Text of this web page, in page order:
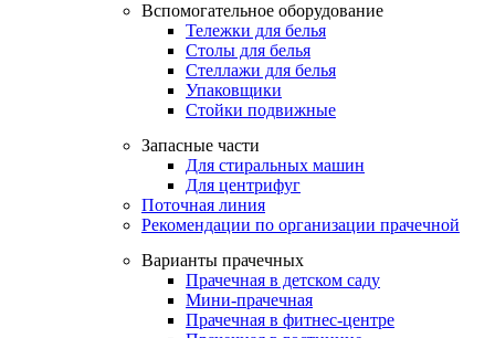
Вспомогательное оборудование
Тележки для белья
Столы для белья
Стеллажи для белья
Упаковщики
Стойки подвижные
Запасные части
Для стиральных машин
Для центрифуг
Поточная линия
Рекомендации по организации прачечной
Варианты прачечных
Прачечная в детском саду
Мини-прачечная
Прачечная в фитнес-центре